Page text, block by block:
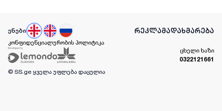
ენები რეკლამადახმარება
კონფიდენციალურობის პოლიტიკა
ცხელი ხაზი
0322121661
© SS.ge ყველა უფლება დაცულია